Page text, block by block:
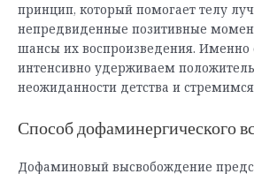
принцип, который помогает телу
непредвиденные позитивные
шансы их воспроизведения. Именно
интенсивно удерживаем
неожиданности детства и
Способ дофаминергического
Дофаминовый высвобождение